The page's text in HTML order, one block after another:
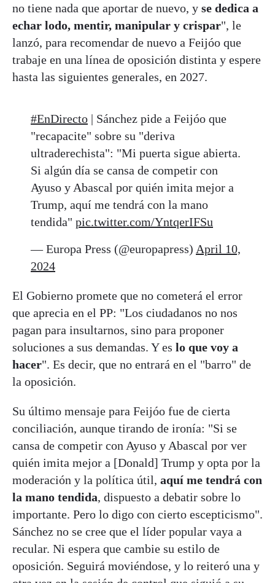
no tiene nada que aportar de nuevo, y se dedica a
echar lodo, mentir, manipular y crispar", le
lanzó, para recomendar de nuevo a Feijóo que
trabaje en una línea de oposición distinta y espere
hasta las siguientes generales, en 2027.
#EnDirecto | Sánchez pide a Feijóo que
"recapacite" sobre su "deriva
ultraderechista": "Mi puerta sigue abierta.
Si algún día se cansa de competir con
Ayuso y Abascal por quién imita mejor a
Trump, aquí me tendrá con la mano
tendida" pic.twitter.com/YntqerIFSu
— Europa Press (@europapress) April 10,
2024
El Gobierno promete que no cometerá el error
que aprecia en el PP: "Los ciudadanos no nos
pagan para insultarnos, sino para proponer
soluciones a sus demandas. Y es lo que voy a
hacer". Es decir, que no entrará en el "barro" de
la oposición.
Su último mensaje para Feijóo fue de cierta
conciliación, aunque tirando de ironía: "Si se
cansa de competir con Ayuso y Abascal por ver
quién imita mejor a [Donald] Trump y opta por la
moderación y la política útil, aquí me tendrá con
la mano tendida, dispuesto a debatir sobre lo
importante. Pero lo digo con cierto escepticismo".
Sánchez no se cree que el líder popular vaya a
recular. Ni espera que cambie su estilo de
oposición. Seguirá moviéndose, y lo reiteró una y